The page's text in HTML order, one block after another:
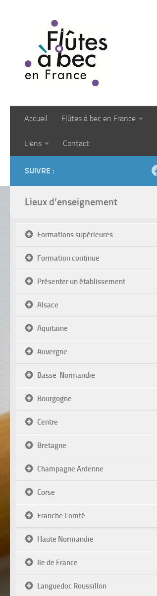
Accueil Flûtes à bec en France
Liens Contact
SUIVRE :
Lieux d’enseignement
Formations supérieures
Formation continue
Présenter un établissement
Alsace
Aquitaine
Auvergne
Basse-Normandie
Bourgogne
Centre
Bretagne
Champagne Ardenne
Corse
Franche Comté
Haute Normandie
Ile de France
Languedoc Roussillon